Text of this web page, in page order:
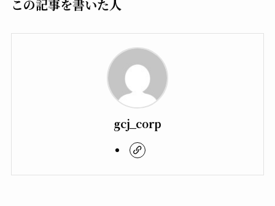
この記事を書いた人
gcj_corp